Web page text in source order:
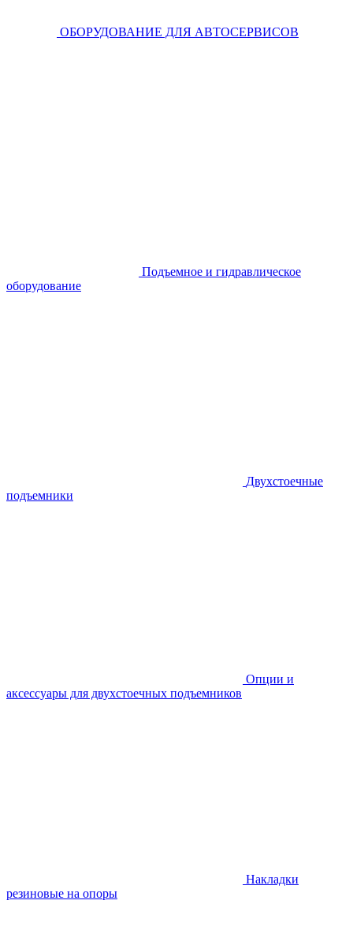
ОБОРУДОВАНИЕ ДЛЯ АВТОСЕРВИСОВ
Подъемное и гидравлическое
оборудование
Двухстоечные
подъемники
Опции и
аксессуары для двухстоечных подъемников
Накладки
резиновые на опоры